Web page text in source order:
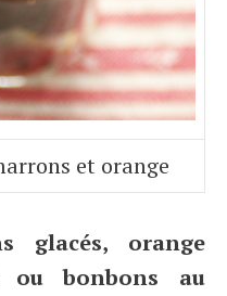
et orange
glacés, orange
ou bonbons au